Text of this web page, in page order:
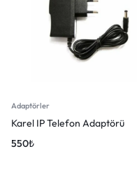
Adaptörler
Karel IP Telefon Adaptörü
550₺